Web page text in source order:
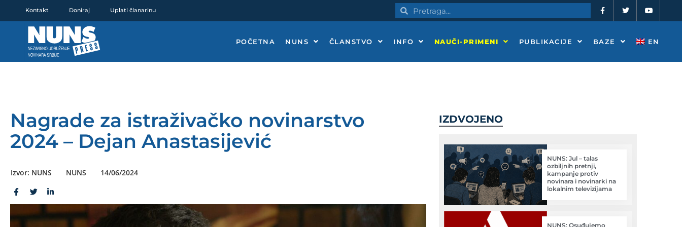
Kontakt Doniraj Uplati članarinu PretragaPretraga a
c
e
o
o
-
w
t
e
o
t
b
e
POČETNA NUNS ČLANSTVO INFO NAUČI-PRIMENI PUBLIKACIJE BAZE EN
Nagrade za istraživačko novinarstvo
2024 – Dejan Anastasijević
Izvor: NUNS NUNS 14/06/2024
IZDVOJENO
NUNS: Jul – talas
ozbiljnih pretnji,
kampanje protiv
novinara i novinarki na
lokalnim televizijama
NUNS: Osuđujemo